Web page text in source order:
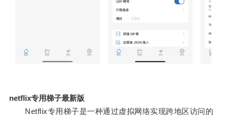
netflix专用梯子最新版
Netflix专用梯子是一种通过虚拟网络实现跨地区访问的